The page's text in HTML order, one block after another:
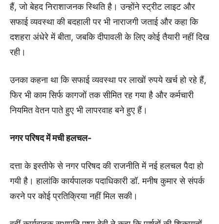
हैं, जो बेहद निराशाजनक स्थिति है। उन्होंने स्ट्रीट लाइट और
सफाई व्यवस्था की बदहाली पर भी नाराजगी जताई और कहा कि
दशहरा अंधेरे में बीता, जबकि दीपावली के लिए कोई तैयारी नहीं दिख
रही।
उनका कहना था कि सफाई व्यवस्था पर लाखों रुपये खर्च हो रहे हैं,
फिर भी काम सिर्फ कागजों तक सीमित रह गया है और कर्मचारी
नियमित वेतन पाते हुए भी लापरवाह बने हुए हैं।
नगर परिषद में मची हलचल-
दत्ता के इस्तीफे से नगर परिषद की राजनीति में नई हलचल पैदा हो
गयी है। हालांकि कार्यपालक पदाधिकारी डॉ. मनीष कुमार से संपर्क
करने पर कोई प्रतिक्रिया नहीं मिल सकी।